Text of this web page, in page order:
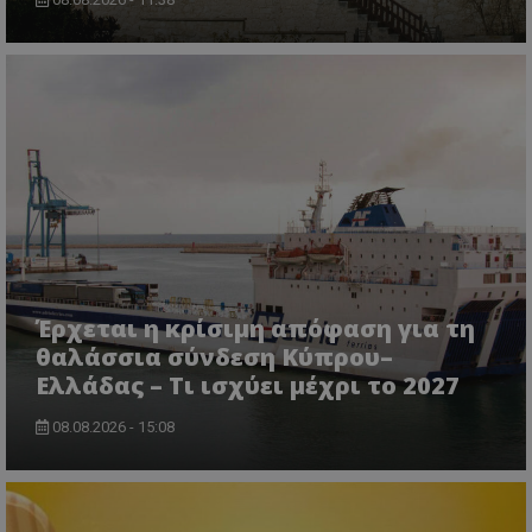
Έρχεται η κρίσιμη απόφαση για τη
θαλάσσια σύνδεση Κύπρου–
Ελλάδας – Τι ισχύει μέχρι το 2027
08.08.2026 - 15:08
YouTube